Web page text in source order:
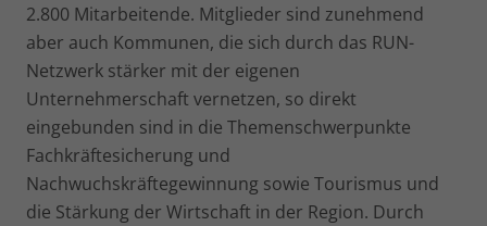
2.800 Mitarbeitende. Mitglieder sind zunehmend
aber auch Kommunen, die sich durch das RUN-
Netzwerk stärker mit der eigenen
Unternehmerschaft vernetzen, so direkt
eingebunden sind in die Themenschwerpunkte
Fachkräftesicherung und
Nachwuchskräftegewinnung sowie Tourismus und
die Stärkung der Wirtschaft in der Region. Durch